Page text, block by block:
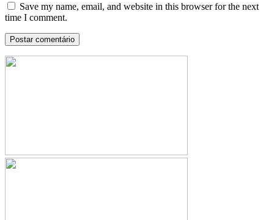
Save my name, email, and website in this browser for the next
time I comment.